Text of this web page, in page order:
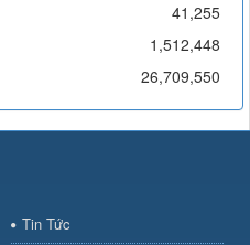
41,255
1,512,448
26,709,550
Tin Tức